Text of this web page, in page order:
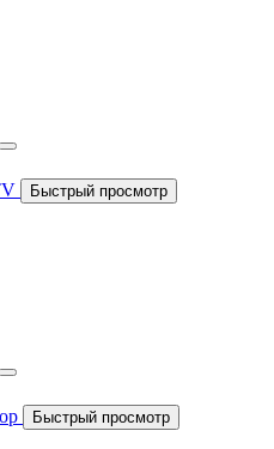
Быстрый просмотр
Быстрый просмотр